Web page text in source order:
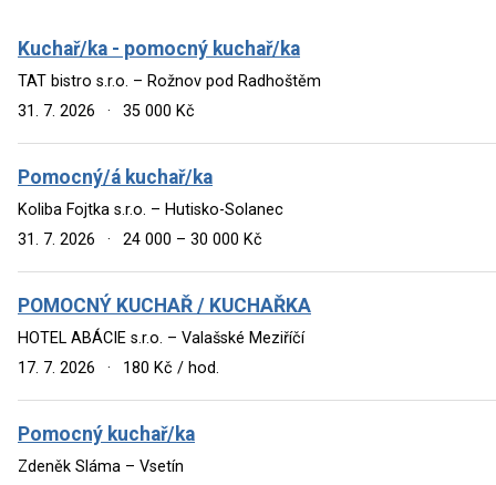
Kuchař/ka - pomocný kuchař/ka
TAT bistro s.r.o. – Rožnov pod Radhoštěm
31. 7. 2026
· 35 000 Kč
Pomocný/á kuchař/ka
Koliba Fojtka s.r.o. – Hutisko-Solanec
31. 7. 2026
· 24 000 – 30 000 Kč
POMOCNÝ KUCHAŘ / KUCHAŘKA
HOTEL ABÁCIE s.r.o. – Valašské Meziříčí
17. 7. 2026
· 180 Kč / hod.
Pomocný kuchař/ka
Zdeněk Sláma – Vsetín